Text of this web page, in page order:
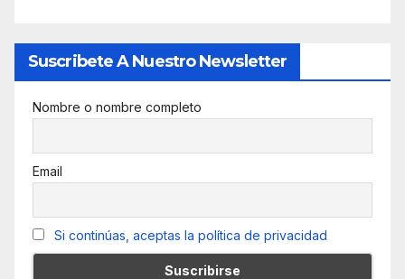
Suscribete A Nuestro Newsletter
Nombre o nombre completo
Email
Si continúas, aceptas la política de privacidad